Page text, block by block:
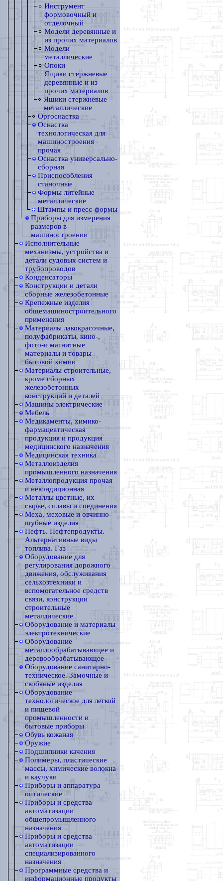
Инструмент
формовочный и
отделочный
Модели деревянные и
из прочих материалов
Модели
металлические
Опоки
Ящики стержневые
деревянные и из
прочих материалов
Ящики стержневые
металлические
Оргоснастка
Оснастка
технологическая для
машиностроения
прочая
Оснастка универсально-
сборная
Приспособления
станочные
Формы литейные
металлические
Штампы и пресс-формы
Приборы для измерения
размеров в
машиностроении
Исполнительные
механизмы, устройства и
детали судовых систем и
трубопроводов
Конденсаторы
Конструкции и детали
сборные железобетонные
Крепежные изделия
общемашиностроительного
применения
Материалы лакокрасочные,
полуфабрикаты, кино-,
фото-и магнитные
материалы и товары
бытовой химии
Материалы строительные,
кроме сборных
железобетонных
конструкций и деталей
Машины электрические
Мебель
Медикаменты, химико-
фармацевтическая
продукция и продукция
медицинского назначения
Медицинская техника
Металлоизделия
промышленного назначения
Металлопродукция прочая
и некондиционная
Металлы цветные, их
сырье, сплавы и соединения
Меха, меховые и овчинно-
шубные изделия
Нефть. Нефтепродукты.
Альтернативные виды
топлива. Газ
Оборудование для
регулирования дорожного
движения, обслуживания
сельхозтехники и
вспомогательное средств
связи, конструкции
строительные
металлические
Оборудование и материалы
электротехнические
Оборудование
металлообрабатывающее и
деревообрабатывающее
Оборудование санитарно-
техническое. Замочные и
скобяные изделия
Оборудование
технологическое для легкой
и пищевой
промышленности и
бытовые приборы
Обувь кожаная
Оружие
Подшипники качения
Полимеры, пластические
массы, химические волокна
и каучуки
Приборы и аппаратура
оптические
Приборы и средства
автоматизации
общепромышленного
назначения
Приборы и средства
автоматизации
специализированного
назначения
Программные средства и
информационные продукты